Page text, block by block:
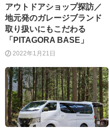
アウトドアショップ探訪／
地元発のガレージブランド
取り扱いにもこだわる
「PITAGORA BASE」
2022年1月21日